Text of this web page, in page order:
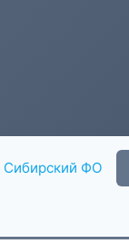
Сибирский ФО